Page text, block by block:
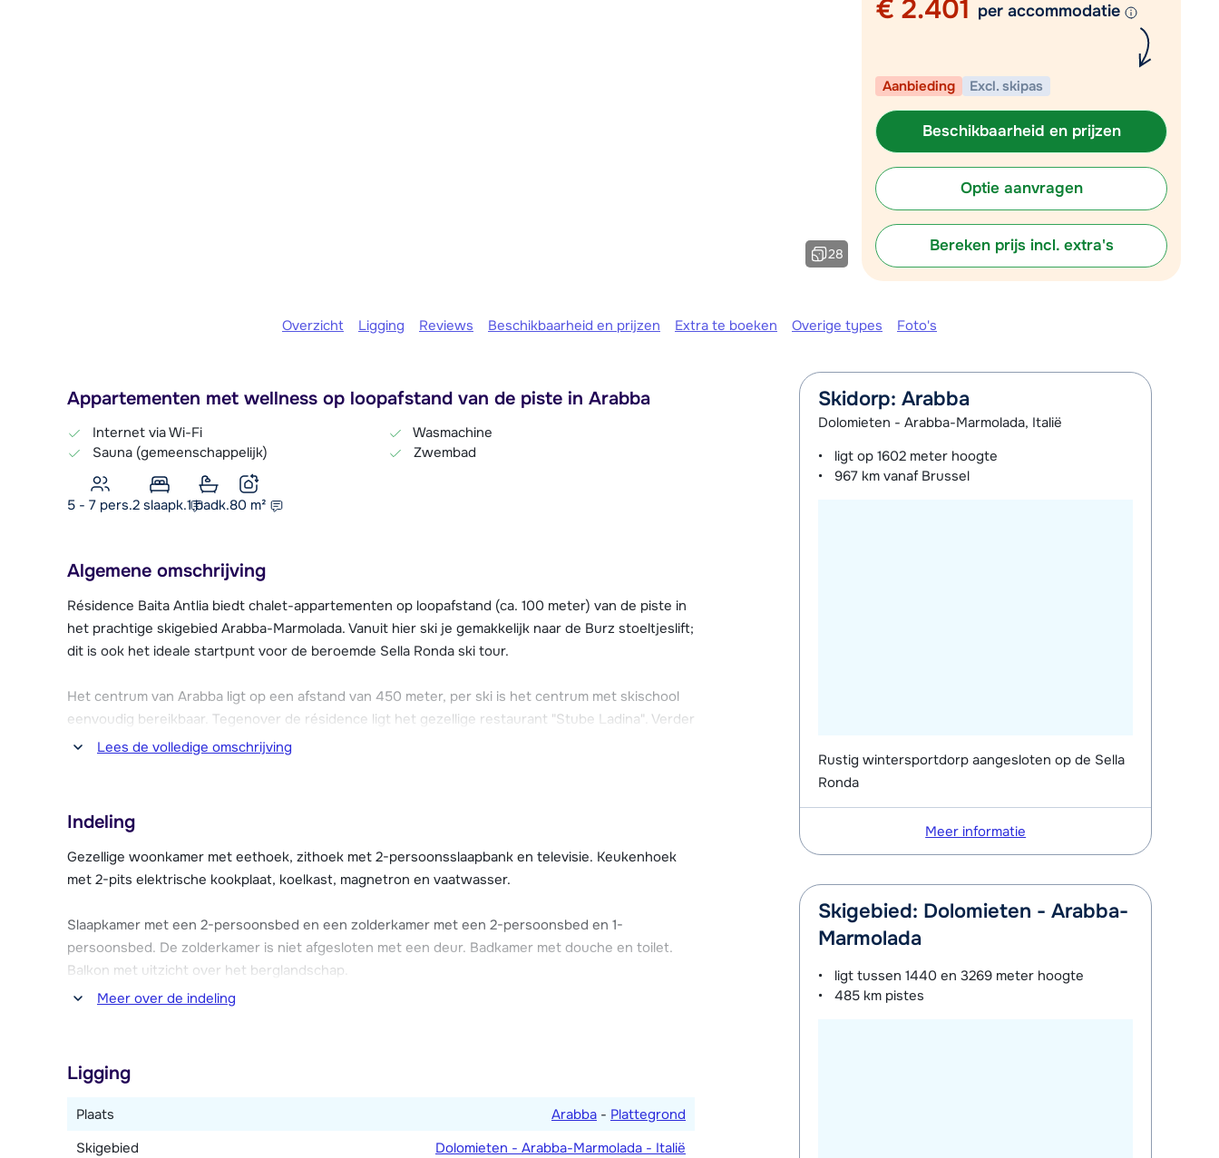
Plan een terugbelverzoek
Chat met wintersportspecialist
Bel ons via 03 3037838
28
€ 2.401 per accommodatie
Aanbieding Excl. skipas
Beschikbaarheid en prijzen
Optie aanvragen
Bereken prijs incl. extra's
Overzicht Ligging Reviews Beschikbaarheid en prijzen Extra te boeken Overige types Foto's
Appartementen met wellness op loopafstand van de piste in Arabba
Internet via Wi-Fi
Sauna (gemeenschappelijk)
Wasmachine
Zwembad
5 - 7 pers.2 slaapk.1 badk.80 m²
Algemene omschrijving
Résidence Baita Antlia biedt chalet-appartementen op loopafstand (ca. 100 meter) van de piste in
het prachtige skigebied Arabba-Marmolada. Vanuit hier ski je gemakkelijk naar de Burz stoeltjeslift;
dit is ook het ideale startpunt voor de beroemde Sella Ronda ski tour.
Het centrum van Arabba ligt op een afstand van 450 meter, per ski is het centrum met skischool
eenvoudig bereikbaar. Tegenover de résidence ligt het gezellige restaurant "Stube Ladina". Verder
is er in de résidence een barretje aanwezig waar je gezellig kunt zitten en een drankje kunt
Résidence Baita Antlia beschikt over wellness faciliteiten (o.a. een zwembadje, sauna en Turks
stoombad) waar gasten tot rust kunnen komen. Gebruik van het face solarium is tegen betaling.
Deze chalet-appartementen beschikken dus over alle ingrediënten voor een heerlijke skivakantie
Lees de volledige omschrijving
Indeling
Gezellige woonkamer met eethoek, zithoek met 2-persoonsslaapbank en televisie. Keukenhoek
met 2-pits elektrische kookplaat, koelkast, magnetron en vaatwasser.
Slaapkamer met een 2-persoonsbed en een zolderkamer met een 2-persoonsbed en 1-
persoonsbed. De zolderkamer is niet afgesloten met een deur. Badkamer met douche en toilet.
Balkon met uitzicht over het berglandschap.
Meer over de indeling
Ligging
Plaats Arabba - Plattegrond
Skigebied
Dolomieten - Arabba-Marmolada - Italië
Skidorp: Arabba
Dolomieten - Arabba-Marmolada, Italië
ligt op1602 meter hoogte
967 km vanaf Brussel
Rustig wintersportdorp aangesloten op de Sella
Ronda
Meer informatie
Skigebied: Dolomieten - Arabba-
Marmolada
ligt tussen1440 en 3269 meter hoogte
485 km pistes